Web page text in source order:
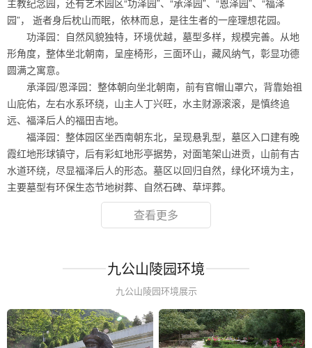
园”， 逝者身后枕山而眠，依林而息，是往生者的一座理想花园。
功泽园：自然风貌独特，环境优越，墓型多样，规模完善。从地
形角度，整体坐北朝南，呈座椅形，三面环山，藏风纳气，彰显功德
圆满之寓意。
承泽园/恩泽园：整体朝向坐北朝南，前有官帽山罩穴，背靠始祖
山庇佑，左右水系环绕，山主人丁兴旺，水主财源滚滚，是慎终追
远、福泽后人的福田吉地。
福泽园：整体园区坐西南朝东北，呈现悬乳型，墓区入口建有晚
霞红地形球镇守，后有彩虹地形亭据势，对面笔架山进贡，山前有古
水道环绕，尽显福泽后人的形态。墓区以回归自然，绿化环境为主，
主要墓型有环保生态节地树葬、自然石碑、草坪葬。
查看更多
九公山陵园环境
九公山陵园环境展示